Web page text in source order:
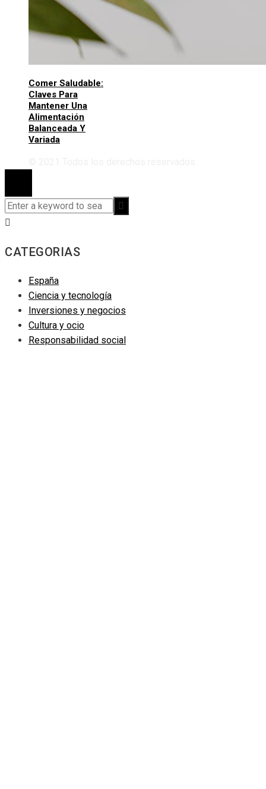
Comer Saludable:
Claves Para
Mantener Una
Alimentación
Balanceada Y
Variada
CATEGORIAS
España
Ciencia y tecnología
Inversiones y negocios
Cultura y ocio
Responsabilidad social